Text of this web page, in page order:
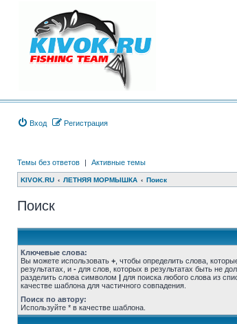
Вход Регистрация
Темы без ответов | Активные темы
KIVOK.RU ЛЕТНЯЯ МОРМЫШКА Поиск
Поиск
Ключевые слова:
Вы можете использовать + , чтобы определить слова,
результатах, и - для слов, которых в результатах быть не
разделить слова символом | для поиска любого слова из
качестве шаблона для частичного совпадения.
Поиск по автору:
Используйте * в качестве шаблона.